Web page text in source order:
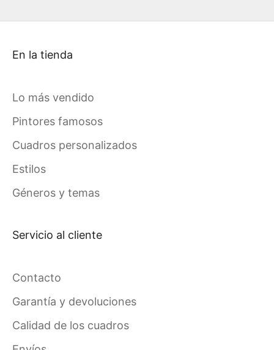
En la tienda
Lo más vendido
Pintores famosos
Cuadros personalizados
Estilos
Géneros y temas
Servicio al cliente
Contacto
Garantía y devoluciones
Calidad de los cuadros